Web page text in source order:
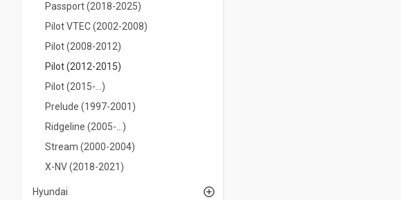
Passport (2018-2025)
Pilot VTEC (2002-2008)
Pilot (2008-2012)
Pilot (2012-2015)
Pilot (2015-…)
Prelude (1997-2001)
Ridgeline (2005-...)
Stream (2000-2004)
X-NV (2018-2021)
Hyundai